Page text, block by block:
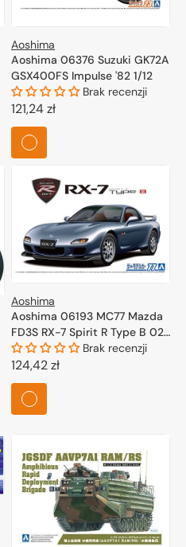
Aoshima
Aoshima 06376 Suzuki GK72A
GSX400FS Impulse '82 1/12
Brak recenzji
Cena
regularna
121,24 zł
Aoshima
Aoshima 06193 MC77 Mazda
FD3S RX-7 Spirit R Type B 02
1/24
Brak recenzji
Cena
regularna
124,42 zł